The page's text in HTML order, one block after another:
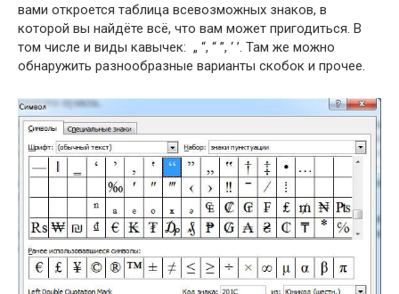
вами откроется таблица всевозможных знаков, в
которой вы найдёте всё, что вам может пригодиться. В
том числе и виды кавычек: „ “, “ ”, ‘ ’. Там же можно
обнаружить разнообразные варианты скобок и прочее.